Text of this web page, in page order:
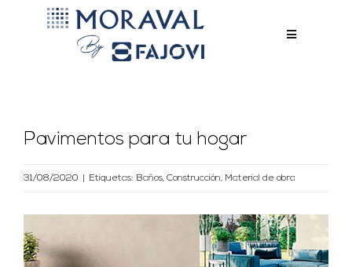
Toggle
EMPRESA
Pavimentos para tu hogar
31/08/2020 Etiquetas: Baños, Construcción, Material de obra
imagen